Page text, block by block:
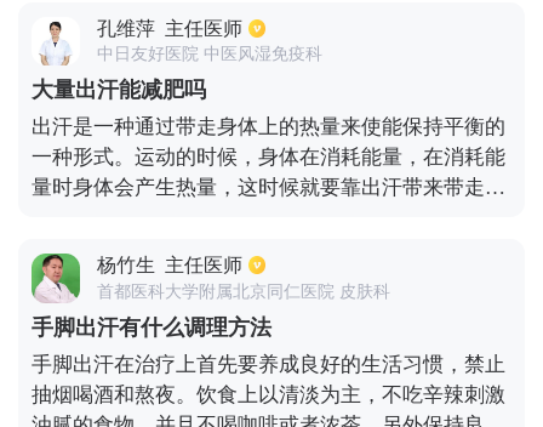
诊。首先出汗也有可能是因为低血糖或者糖尿病，因
为低血糖的患者会出现心慌和手颤抖以及冷汗的症
状；另外一方面如精神过度紧张或者是有压抑的心
情，也会导致手心出汗
孔维萍 主任医师
中日友好医院 中医风湿免疫科
大量出汗能减肥吗
出汗是一种通过带走身体上的热量来使能保持平衡的
一种形式。运动的时候，身体在消耗能量，在消耗能
量时身体会产生热量，这时候就要靠出汗带来带走身
区的食物和水，还有一部分是物质分解代谢时产生的
水。如果出汗时体内并不缺水，消耗的是身体摄入的
水，这种情况下是不能起到减肥效果的。只有当身体
内水分减少，只能通过分解产物得到水分，这时候才
能起到减肥的作用。所以说出汗不一定能减肥。
杨竹生 主任医师
首都医科大学附属北京同仁医院 皮肤科
手脚出汗有什么调理方法
手脚出汗在治疗上首先要养成良好的生活习惯，禁止
抽烟喝酒和熬夜。饮食上以清淡为主，不吃辛辣刺激